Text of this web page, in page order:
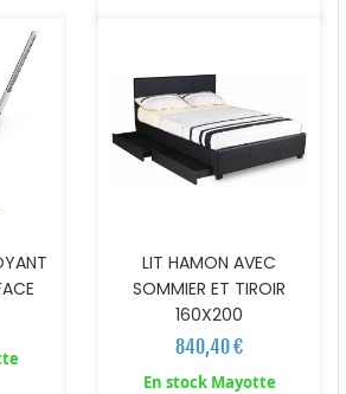
LIT HAMON AVEC
SOMMIER ET TIROIR
160X200
840,40 €
En stock Mayotte